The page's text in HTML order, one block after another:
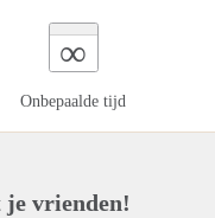
∞
Onbepaalde tijd
je vrienden!